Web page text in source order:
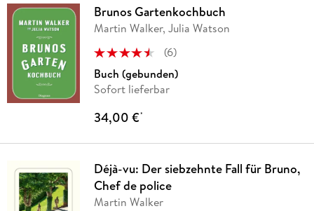
Brunos Gartenkochbuch
Martin Walker, Julia Watson
(6)
Buch (gebunden)
Sofort lieferbar
34,00 €*
Déjà-vu: Der siebzehnte Fall für Bruno,
Chef de police
Martin Walker